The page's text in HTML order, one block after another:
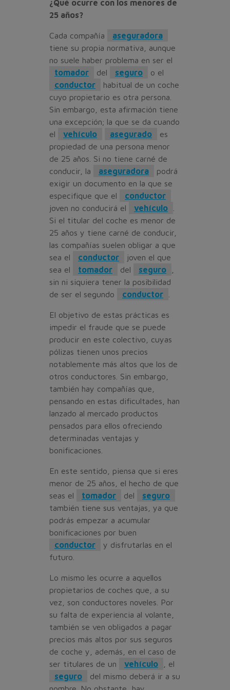
¿Qué ocurre con los menores de
25 años?
Cada compañía
aseguradora
tiene su propia normativa, aunque
no suele haber problema en ser el
tomador
del seguro
o el
conductor
habitual de un coche
cuyo propietario es otra persona.
Sin embargo, esta afirmación tiene
una excepción; la que se da cuando
el
vehículo asegurado
es
propiedad de una persona menor
de 25 años. Si no tiene carné de
conducir, la
aseguradora
podrá
exigir un documento en la que se
especifique que el
conductor
joven no conducirá el
vehículo
Si el titular del coche es menor de
25 años y tiene carné de conducir,
las compañías suelen obligar a que
sea el
conductor
joven el que
sea el
tomador del seguro
sin ni siquiera tener la posibilidad
de ser el segundo
conductor
El objetivo de estas prácticas es
impedir el fraude que se puede
producir en este colectivo, cuyas
pólizas tienen unos precios
notablemente más altos que los de
otros conductores. Sin embargo,
también hay compañías que,
pensando en estas dificultades, han
lanzado al mercado productos
pensados para ellos ofreciendo
determinadas ventajas y
bonificaciones.
En este sentido, piensa que si eres
menor de 25 años, el hecho de que
seas el
tomador del
seguro
también tiene sus ventajas, ya que
podrás empezar a acumular
bonificaciones por buen
conductor
y disfrutarlas en el
futuro.
Lo mismo les ocurre a aquellos
propietarios de coches que, a su
vez, son conductores noveles. Por
su falta de experiencia al volante,
también se ven obligados a pagar
precios más altos por sus seguros
de coche y, además, en el caso de
ser titulares de un
vehículo
, el
seguro
del mismo deberá ir a su